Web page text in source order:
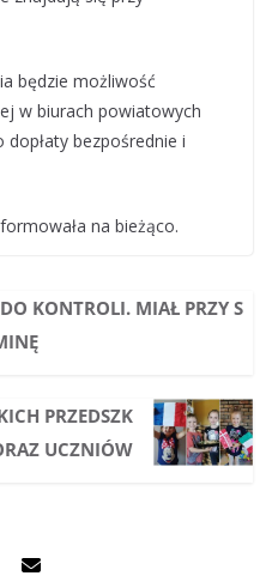
będzie możliwość
w biurach powiatowych
dopłaty bezpośrednie i
na bieżąco.
KONTROLI. MIAŁ PRZY S
PRZEDSZK
UCZNIÓW